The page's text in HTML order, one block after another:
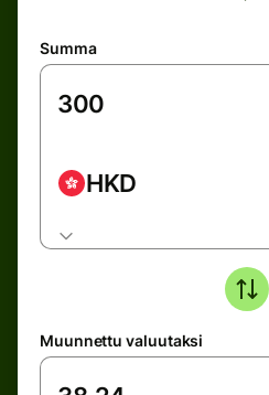
Summa
HKD
Muunnettu valuutaksi